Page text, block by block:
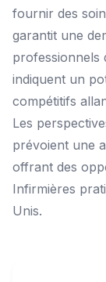
fournir des
garantit une
professionnels
indiquent un
compétitifs
Les
prévoient une
offrant des
Infirmières
Unis.